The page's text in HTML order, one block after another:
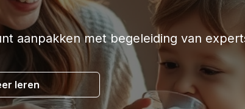
aanpakken met begeleiding van
leren